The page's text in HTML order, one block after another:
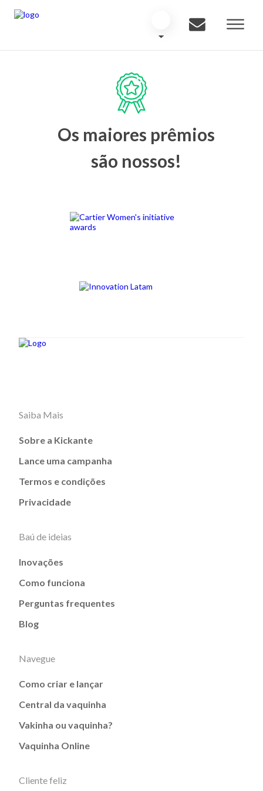
Os maiores prêmios
são nossos!
Saiba Mais
Sobre a Kickante
Lance uma campanha
Termos e condições
Privacidade
Baú de ideias
Inovações
Como funciona
Perguntas frequentes
Blog
Navegue
Como criar e lançar
Central da vaquinha
Vakinha ou vaquinha?
Vaquinha Online
Cliente feliz